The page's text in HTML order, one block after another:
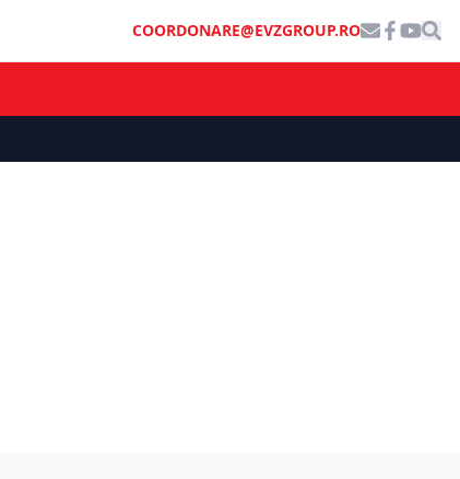
COORDONARE@EVZGROUP.RO